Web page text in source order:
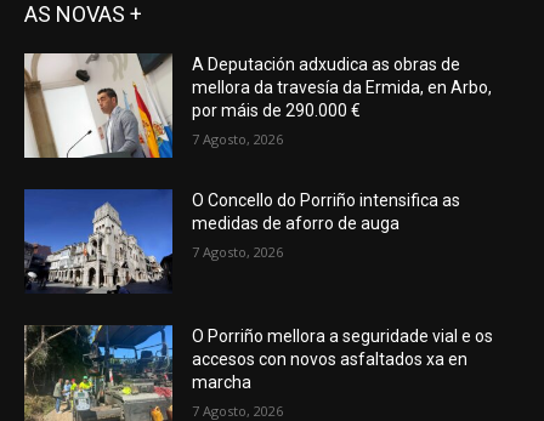
AS NOVAS +
A Deputación adxudica as obras de
mellora da travesía da Ermida, en Arbo,
por máis de 290.000 €
7 Agosto, 2026
O Concello do Porriño intensifica as
medidas de aforro de auga
7 Agosto, 2026
O Porriño mellora a seguridade vial e os
accesos con novos asfaltados xa en
marcha
7 Agosto, 2026